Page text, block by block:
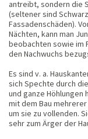
antreibt, sondern die
(seltener sind
Fassadenschäden).
Nächten, kann man
beobachten sowie im
den Nachwuchs
Es sind v. a.
sich Spechte durch
und ganze
mit dem Bau
um sie zu vollenden.
sehr zum Ärger der